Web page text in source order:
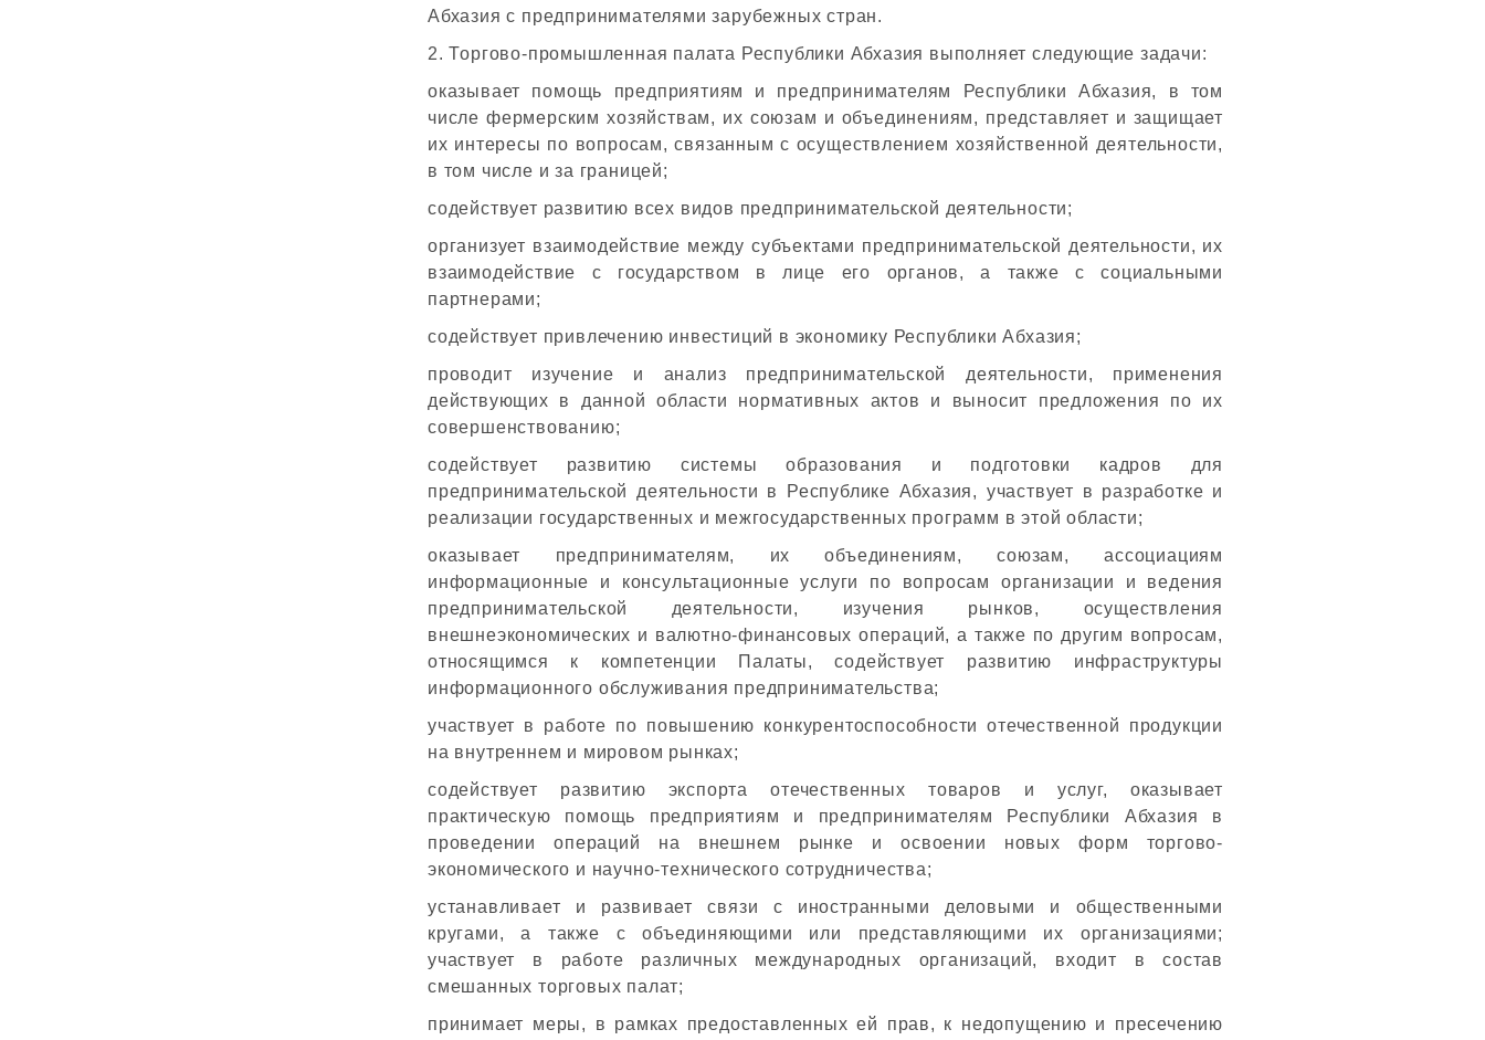
Абхазия с предпринимателями зарубежных стран.
2. Торгово-промышленная палата Республики Абхазия выполняет следующие задачи:
оказывает помощь предприятиям и предпринимателям Республики Абхазия, в том
числе фермерским хозяйствам, их союзам и объединениям, представляет и защищает
их интересы по вопросам, связанным с осуществлением хозяйственной деятельности,
в том числе и за границей;
содействует развитию всех видов предпринимательской деятельности;
организует взаимодействие между субъектами предпринимательской деятельности, их
взаимодействие с государством в лице его органов, а также с социальными
партнерами;
содействует привлечению инвестиций в экономику Республики Абхазия;
проводит изучение и анализ предпринимательской деятельности, применения
действующих в данной области нормативных актов и выносит предложения по их
совершенствованию;
содействует развитию системы образования и подготовки кадров для
предпринимательской деятельности в Республике Абхазия, участвует в разработке и
реализации государственных и межгосударственных программ в этой области;
оказывает предпринимателям, их объединениям, союзам, ассоциациям
информационные и консультационные услуги по вопросам организации и ведения
предпринимательской деятельности, изучения рынков, осуществления
внешнеэкономических и валютно-финансовых операций, а также по другим вопросам,
относящимся к компетенции Палаты, содействует развитию инфраструктуры
информационного обслуживания предпринимательства;
участвует в работе по повышению конкурентоспособности отечественной продукции
на внутреннем и мировом рынках;
содействует развитию экспорта отечественных товаров и услуг, оказывает
практическую помощь предприятиям и предпринимателям Республики Абхазия в
проведении операций на внешнем рынке и освоении новых форм торгово-
экономического и научно-технического сотрудничества;
устанавливает и развивает связи с иностранными деловыми и общественными
кругами, а также с объединяющими или представляющими их организациями;
участвует в работе различных международных организаций, входит в состав
смешанных торговых палат;
принимает меры, в рамках предоставленных ей прав, к недопущению и пресечению